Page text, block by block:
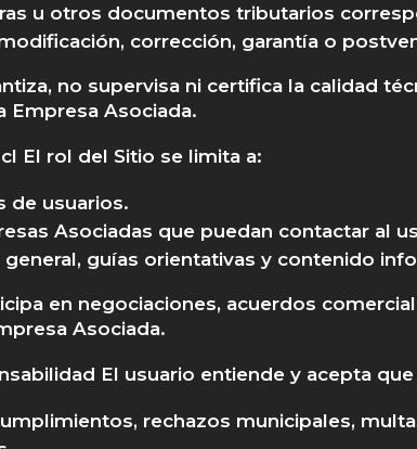
u otros documentos tributarios
corrección, garantía o
no supervisa ni certifica la calidad
Empresa Asociada.
El rol del Sitio se limita a:
de usuarios.
Asociadas que puedan contactar al
guías orientativas y contenido
en negociaciones, acuerdos
Asociada.
El usuario entiende y acepta
rechazos municipales,